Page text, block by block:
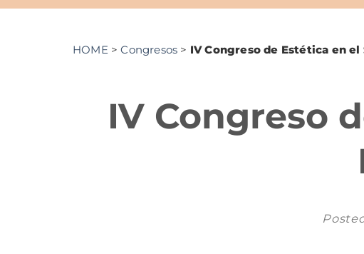
HOME>Congresos > IV Congreso de Estética en
IV Congreso